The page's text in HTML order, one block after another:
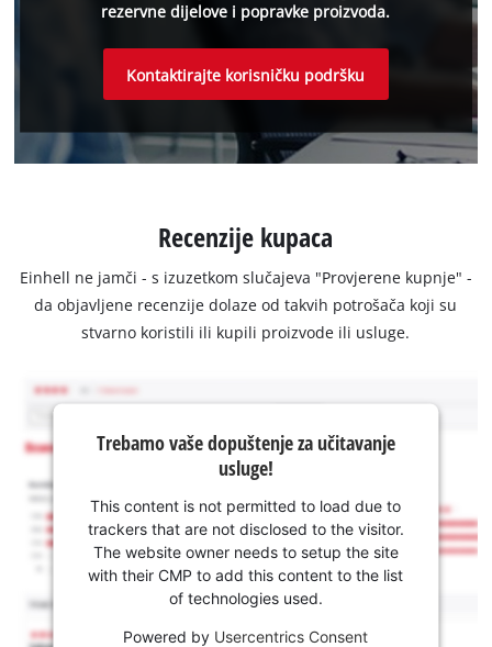
rezervne dijelove i popravke proizvoda.
Kontaktirajte korisničku podršku
Recenzije kupaca
Einhell ne jamči - s izuzetkom slučajeva "Provjerene kupnje" -
da objavljene recenzije dolaze od takvih potrošača koji su
stvarno koristili ili kupili proizvode ili usluge.
Trebamo vaše dopuštenje za učitavanje
usluge!
This content is not permitted to load due to
trackers that are not disclosed to the visitor.
The website owner needs to setup the site
with their CMP to add this content to the list
of technologies used.
Powered by Usercentrics Consent